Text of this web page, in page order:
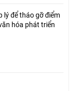
lý để tháo gỡ điểm
hóa phát triển